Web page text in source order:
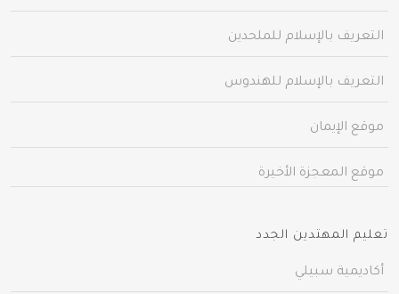
التعريف بالإسلام للملحدين
التعريف بالإسلام للهندوس
موقع الإيمان
موقع المعجزة الأخيرة
تعليم المهتدين الجدد
أكاديمية سبيلي